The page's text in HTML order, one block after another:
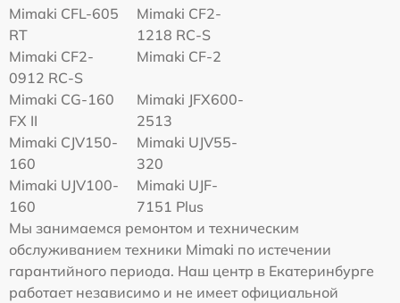
Mimaki CFL-605
RT
Mimaki CF2-
1218 RC-S
Mimaki CF2-
0912 RC-S
Mimaki CF-2
Mimaki CG-160
FX II
Mimaki JFX600-
2513
Mimaki СJV150-
160
Mimaki UJV55-
320
Mimaki UJV100-
160
Mimaki UJF-
7151 Plus
Мы занимаемся ремонтом и техническим
обслуживанием техники Mimaki по истечении
гарантийного периода. Наш центр в Екатеринбурге
работает независимо и не имеет официальной